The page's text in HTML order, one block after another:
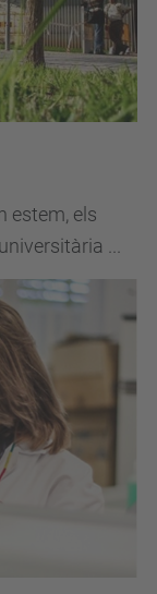
estem, els
...